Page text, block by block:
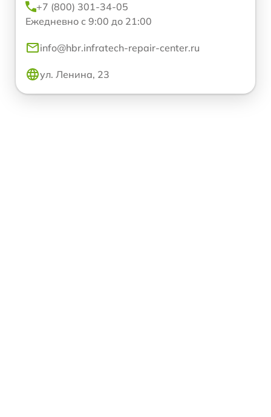
+7 (800) 301-34-05
Ежедневно с 9:00 до 21:00
info@hbr.infratech-repair-center.ru
ул. Ленина, 23